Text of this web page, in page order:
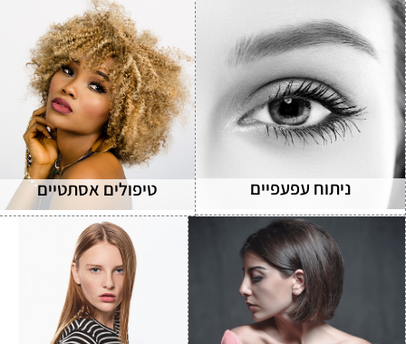
ניתוח עפעפיים טיפולים אסתטיים